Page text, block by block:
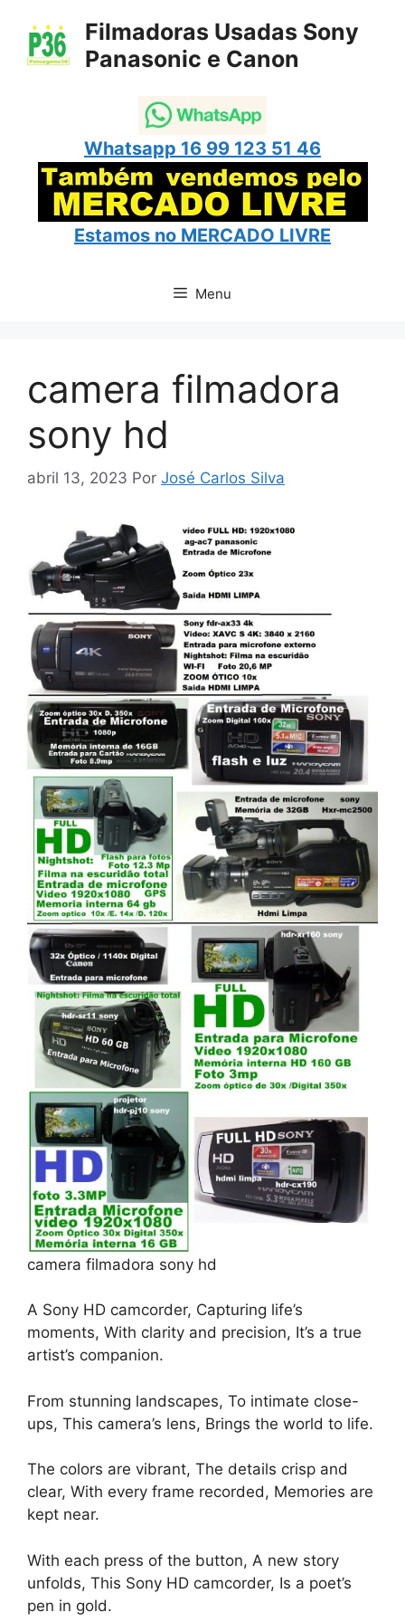
para
Filmadoras Usadas Sony
Panasonic e Canon
Whatsapp 16 99 123 51 46
Estamos no MERCADO LIVRE
Menu
camera filmadora
sony hd
abril 13, 2023 Por José Carlos Silva
camera filmadora sony hd
A Sony HD camcorder, Capturing life’s
moments, With clarity and precision, It’s a true
artist’s companion.
From stunning landscapes, To intimate close-
ups, This camera’s lens, Brings the world to life.
The colors are vibrant, The details crisp and
clear, With every frame recorded, Memories are
kept near.
With each press of the button, A new story
unfolds, This Sony HD camcorder, Is a poet’s
pen in gold.